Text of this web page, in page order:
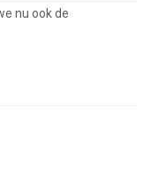
nu ook de